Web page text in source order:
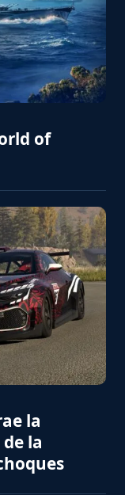
of
la
la